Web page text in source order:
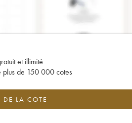
et illimité
plus de 150 000 cotes
DE LA COTE